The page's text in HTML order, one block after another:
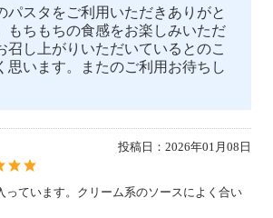
パスタをご利用いただきありがと
もちもちの食感をお楽しみいただ
召し上がりいただいているとのこ
思います。またのご利用お待ちし
投稿日： 2026年01月08日
っています。クリーム系のソースによく合い